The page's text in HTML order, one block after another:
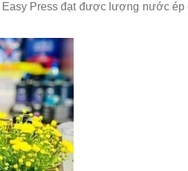
Press đạt được lượng nước